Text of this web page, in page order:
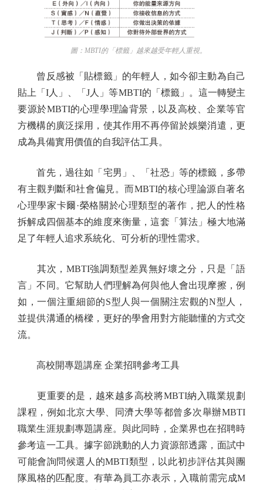
圖：MBTI的「標籤」越來越受年輕人重視。
曾反感被「貼標籤」的年輕人，如今卻主動為自己
貼上「I人」、「J人」等MBTI的「標籤」。這一轉變主
要源於MBTI的心理學理論背景，以及高校、企業等官
方機構的廣泛採用，使其作用不再停留於娛樂消遣，更
成為具備實用價值的自我評估工具。
首先，過往如「宅男」、「社恐」等的標籤，多帶
有主觀判斷和社會偏見。而MBTI的核心理論源自著名
心理學家卡爾·榮格關於心理類型的著作，把人的性格
拆解成四個基本的維度來衡量，這套「算法」極大地滿
足了年輕人追求系統化、可分析的理性需求。
其次，MBTI強調類型差異無好壞之分，只是「語
言」不同。它幫助人們理解為何與他人會出現摩擦，例
如，一個注重細節的S型人與一個關注宏觀的N型人，
並提供溝通的橋樑，更好的學會用對方能聽懂的方式交
流。
高校開專題講座 企業招聘參考工具
更重要的是，越來越多高校將MBTI納入職業規劃
課程，例如北京大學、同濟大學等都曾多次舉辦MBTI
職業生涯規劃專題講座。與此同時，企業界也在招聘時
參考這一工具。據字節跳動的人力資源部透露，面試中
可能會詢問候選人的MBTI類型，以此初步評估其與團
隊風格的匹配度。有華為員工亦表示，入職前需完成M